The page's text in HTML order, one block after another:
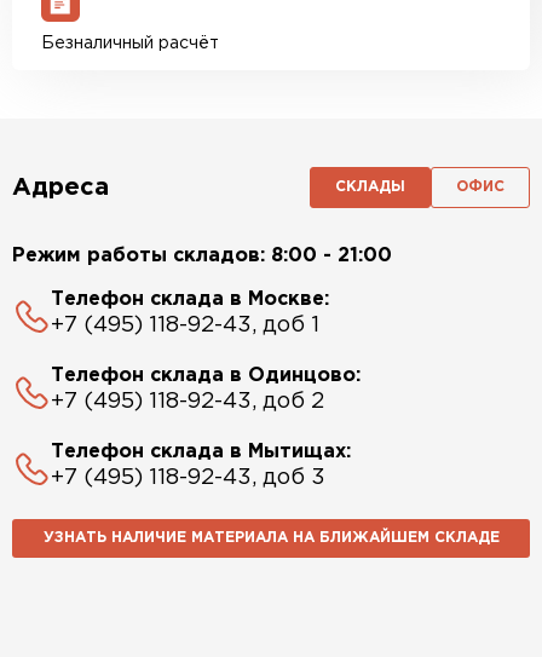
Безналичный расчёт
Адреса СКЛАДЫ ОФИС
Режим работы складов: 8:00 - 21:00
Телефон склада в Москве:
+7 (495) 118-92-43, доб 1
Телефон склада в Одинцово:
+7 (495) 118-92-43, доб 2
Телефон склада в Мытищах:
+7 (495) 118-92-43, доб 3
УЗНАТЬ НАЛИЧИЕ МАТЕРИАЛА НА БЛИЖАЙШЕМ СКЛАДЕ